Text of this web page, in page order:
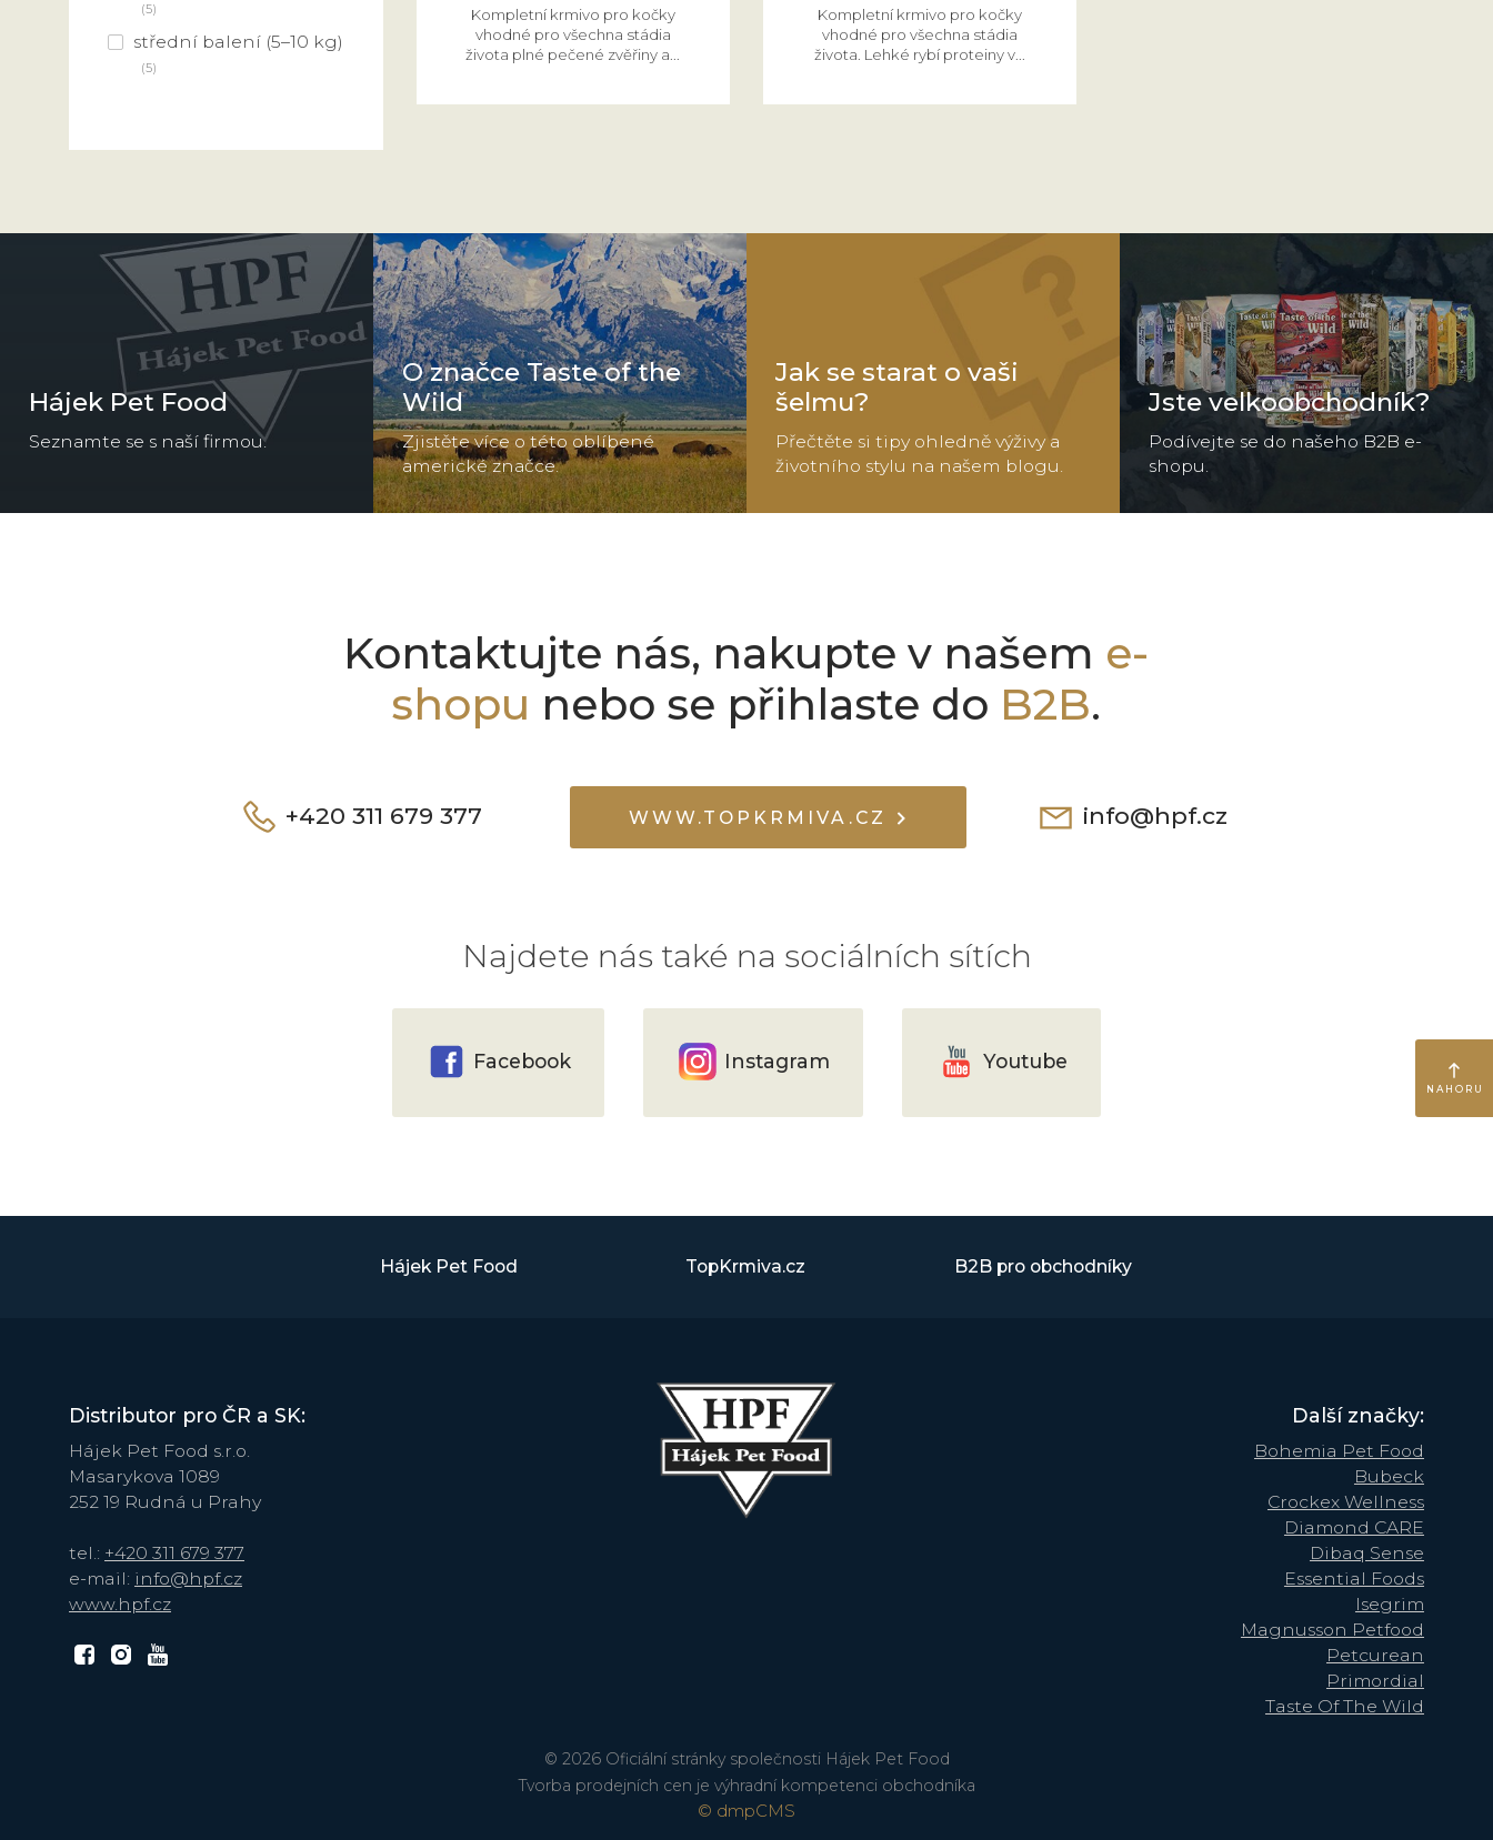
(5)
střední balení (5–10 kg)
(5)
Kompletní krmivo pro kočky
vhodné pro všechna stádia
života plné pečené zvěřiny a...
Kompletní krmivo pro kočky
vhodné pro všechna stádia
života. Lehké rybí proteiny v...
Hájek Pet Food
Seznamte se s naší firmou.
O značce Taste of the
Wild
Zjistěte více o této oblíbené
americké značce.
Jak se starat o vaši
šelmu?
Přečtěte si tipy ohledně výživy a
životního stylu na našem blogu.
Jste velkoobchodník?
Podívejte se do našeho B2B e-
shopu.
NAHORU
Kontaktujte nás, nakupte v našem e-
shopu nebo se přihlaste do B2B.
+420 311 679 377 WWW.TOPKRMIVA.CZ info@hpf.cz
Najdete nás také na sociálních sítích
Facebook Instagram Youtube
Hájek Pet Food TopKrmiva.cz B2B pro obchodníky
Distributor pro ČR a SK:
Hájek Pet Food s.r.o.
Masarykova 1089
252 19 Rudná u Prahy
tel.: +420 311 679 377
e-mail: info@hpf.cz
www.hpf.cz
Další značky:
Bohemia Pet Food
Bubeck
Crockex Wellness
Diamond CARE
Dibaq Sense
Essential Foods
Isegrim
Magnusson Petfood
Petcurean
Primordial
Taste Of The Wild
© 2026 Oficiální stránky společnosti Hájek Pet Food
Tvorba prodejních cen je výhradní kompetenci obchodníka
© dmpCMS